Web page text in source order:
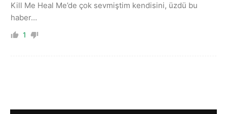
Kill Me Heal Me’de çok sevmiştim kendisini, üzdü bu
haber…
1